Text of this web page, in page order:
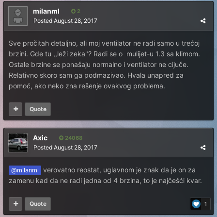
milanml 2
Posted August 28, 2017
Sve pročitah detaljno, ali moj ventilator ne radi samo u trećoj
brzini. Gde tu ,,leži zeka"? Radi se o mulijet-u 1.3 sa klimom.
Ostale brzine se ponašaju normalno i ventilator ne cijuče.
Relativno skoro sam ga podmazivao. Hvala unapred za
pomoć, ako neko zna rešenje ovakvog problema.
Quote
Axic 24068
Posted August 28, 2017
@milanml
verovatno reostat, uglavnom je znak da je on za
zamenu kad da ne radi jedna od 4 brzina, to je najčešći kvar.
1
Quote